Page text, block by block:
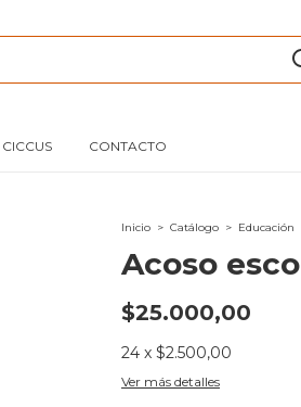
CONTACTO
Inicio > Catálogo > Educación
Acoso
$25.000,00
24 x $2.500,00
Ver más detalles